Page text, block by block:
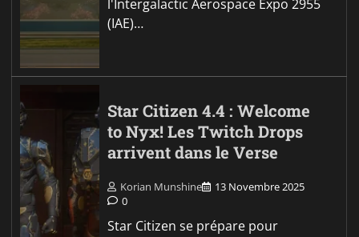
l'Intergalactic Aerospace Expo 2955
(IAE)…
Star Citizen 4.4 : Welcome
to Nyx! Les Twitch Drops
arrivent dans le Verse
Korian Munshine
13 Novembre 2025
0
Star Citizen se prépare pour